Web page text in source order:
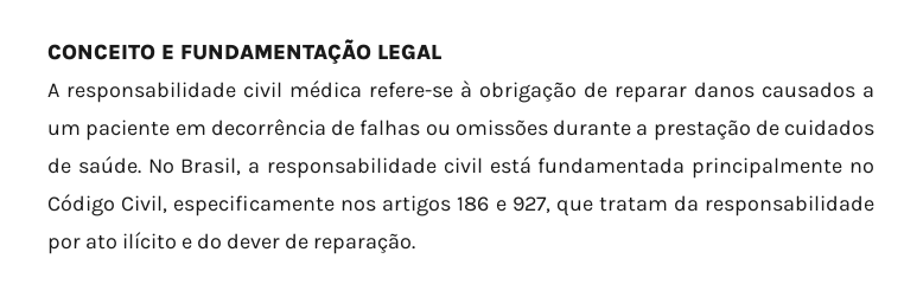
CONCEITO E FUNDAMENTAÇÃO LEGAL
A responsabilidade civil médica refere-se à obrigação de reparar danos causados a
um paciente em decorrência de falhas ou omissões durante a prestação de cuidados
de saúde. No Brasil, a responsabilidade civil está fundamentada principalmente no
Código Civil, especificamente nos artigos 186 e 927, que tratam da responsabilidade
por ato ilícito e do dever de reparação.